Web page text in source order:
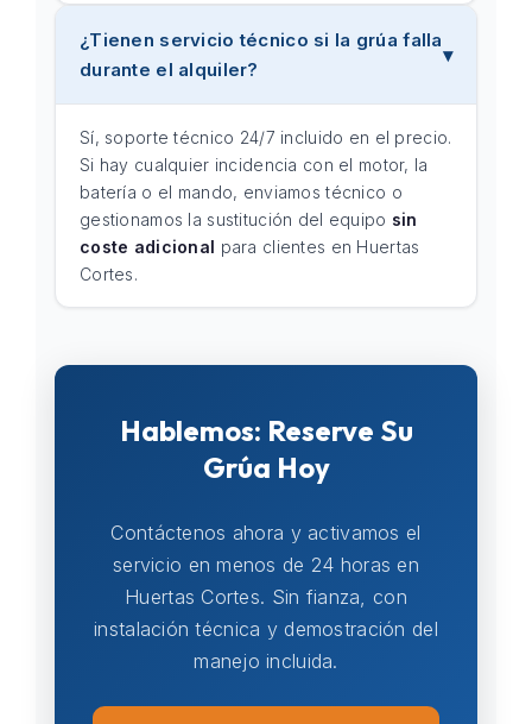
¿Tienen servicio técnico si la grúa falla
durante el alquiler?
Sí, soporte técnico 24/7 incluido en el precio.
Si hay cualquier incidencia con el motor, la
batería o el mando, enviamos técnico o
gestionamos la sustitución del equipo sin
coste adicional para clientes en Huertas
Cortes.
Hablemos: Reserve Su
Grúa Hoy
Contáctenos ahora y activamos el
servicio en menos de 24 horas en
Huertas Cortes. Sin fianza, con
instalación técnica y demostración del
manejo incluida.